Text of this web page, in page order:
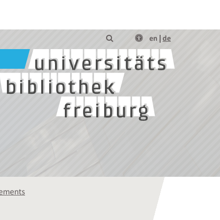
en de